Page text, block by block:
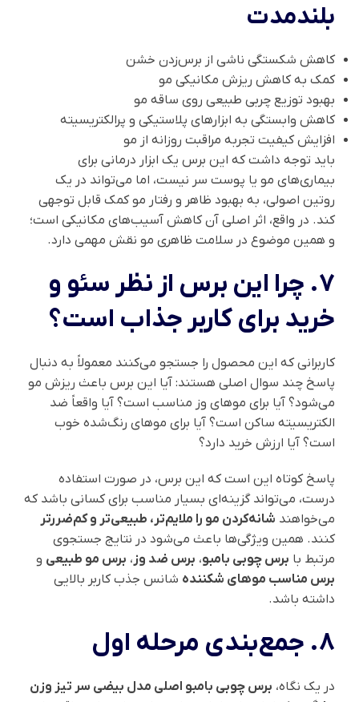
بلندمدت
کاهش شکستگی ناشی از برس‌زدن خشن
کمک به کاهش ریزش مکانیکی مو
بهبود توزیع چربی طبیعی روی ساقه مو
کاهش وابستگی به ابزارهای پلاستیکی و پرالکتریسیته
افزایش کیفیت تجربه مراقبت روزانه از مو
باید توجه داشت که این برس یک ابزار درمانی برای
بیماری‌های مو یا پوست سر نیست، اما می‌تواند در یک
روتین اصولی، به بهبود ظاهر و رفتار مو کمک قابل توجهی
کند. در واقع، اثر اصلی آن کاهش آسیب‌های مکانیکی است؛
و همین موضوع در سلامت ظاهری مو نقش مهمی دارد.
7. چرا این برس از نظر سئو و
خرید برای کاربر جذاب است؟
کاربرانی که این محصول را جستجو می‌کنند معمولاً به دنبال
پاسخ چند سوال اصلی هستند: آیا این برس باعث ریزش مو
می‌شود؟ آیا برای موهای وز مناسب است؟ آیا واقعاً ضد
الکتریسیته ساکن است؟ آیا برای موهای رنگ‌شده خوب
است؟ آیا ارزش خرید دارد؟
پاسخ کوتاه این است که این برس، در صورت استفاده
درست، می‌تواند گزینه‌ای بسیار مناسب برای کسانی باشد که
می‌خواهند شانه‌کردن مو را ملایم‌تر، طبیعی‌تر و کم‌ضررتر
کنند. همین ویژگی‌ها باعث می‌شود در نتایج جستجوی
مرتبط با برس چوبی بامبو، برس ضد وز ، برس مو طبیعی و
برس مناسب موهای شکننده شانس جذب کاربر بالایی
داشته باشد.
8. جمع‌بندی مرحله اول
در یک نگاه، برس چوبی بامبو اصلی مدل بیضی سر تیز وزن